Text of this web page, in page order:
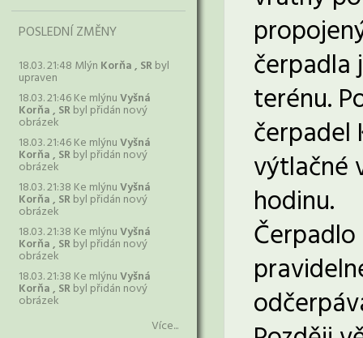
POSLEDNÍ ZMĚNY
18.03. 21:48 Mlýn Korňa , SRbyl
upraven
18.03. 21:46 Ke mlýnuVyšná
Korňa , SRbyl přidán nový
obrázek
18.03. 21:46 Ke mlýnuVyšná
Korňa , SRbyl přidán nový
obrázek
18.03. 21:38 Ke mlýnuVyšná
Korňa , SRbyl přidán nový
obrázek
18.03. 21:38 Ke mlýnuVyšná
Korňa , SRbyl přidán nový
obrázek
18.03. 21:38 Ke mlýnuVyšná
Korňa , SRbyl přidán nový
obrázek
Více...
čerpadla
terénu.
čerpadel
výtlačné
hodinu.